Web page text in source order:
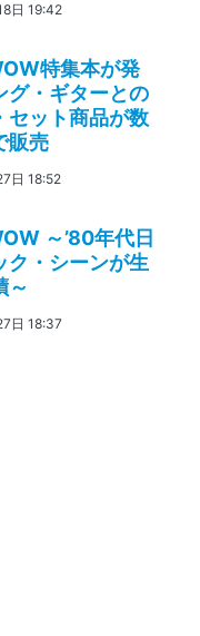
日 19:42
特集本が発
グ・ギターとの
セット商品が数
販売
日 18:52
～’80年代日
ク・シーンが生
～
日 18:37